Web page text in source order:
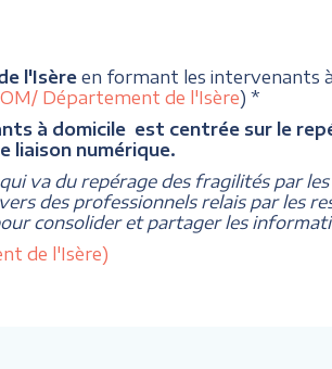
l'Isèreen formant les intervenants à
Département de l'Isère) *
à domicile est centrée sur le
liaison numérique.
va du repérage des fragilités par
des professionnels relais par les
consolider et partager les
de l'Isère)